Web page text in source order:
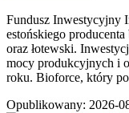
Fundusz Inwestycyjny
estońskiego
oraz łotewski.
mocy produkcyjnych i
roku. Bioforce, który
Opublikowany: 2026-